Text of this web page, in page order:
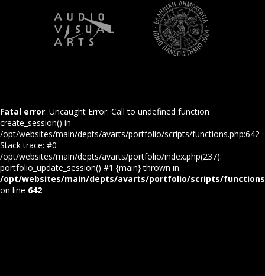
Fatal error: Uncaught Error: Call to undefined function
create_session() in
/opt/websites/main/depts/avarts/portfolio/scripts/functions.php:642
Stack trace: #0
/opt/websites/main/depts/avarts/portfolio/index.php(237):
portfolio_update_session() #1 {main} thrown in
/opt/websites/main/depts/avarts/portfolio/scripts/
on line 642